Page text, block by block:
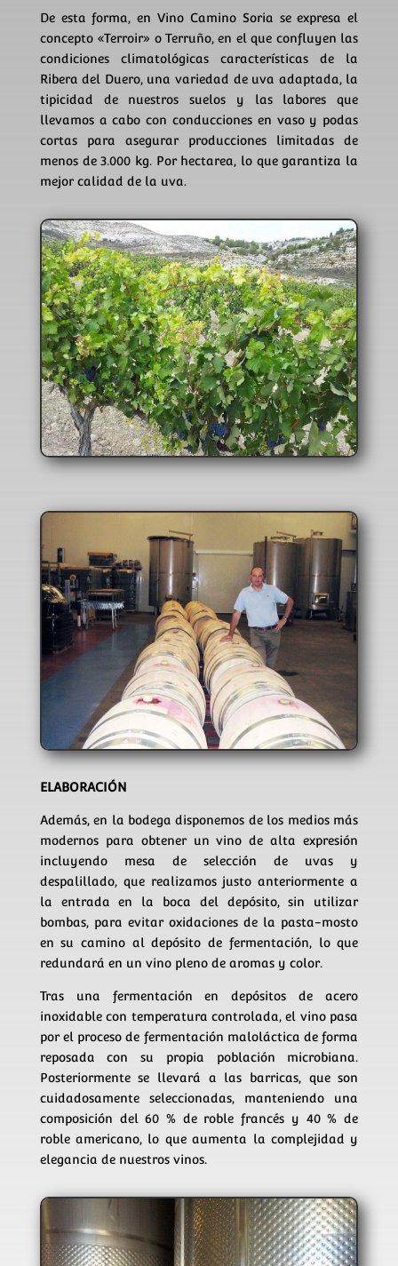
De esta forma, en Vino Camino Soria se expresa el
concepto «Terroir» o Terruño, en el que confluyen las
condiciones climatológicas características de la
Ribera del Duero, una variedad de uva adaptada, la
tipicidad de nuestros suelos y las labores que
llevamos a cabo con conducciones en vaso y podas
cortas para asegurar producciones limitadas de
menos de 3.000 kg. Por hectarea, lo que garantiza la
mejor calidad de la uva.
ELABORACIÓN
Además, en la bodega disponemos de los medios más
modernos para obtener un vino de alta expresión
incluyendo mesa de selección de uvas y
despalillado, que realizamos justo anteriormente a
la entrada en la boca del depósito, sin utilizar
bombas, para evitar oxidaciones de la pasta-mosto
en su camino al depósito de fermentación, lo que
redundará en un vino pleno de aromas y color.
Tras una fermentación en depósitos de acero
inoxidable con temperatura controlada, el vino pasa
por el proceso de fermentación maloláctica de forma
reposada con su propia población microbiana.
Posteriormente se llevará a las barricas, que son
cuidadosamente seleccionadas, manteniendo una
composición del 60 % de roble francés y 40 % de
roble americano, lo que aumenta la complejidad y
elegancia de nuestros vinos.